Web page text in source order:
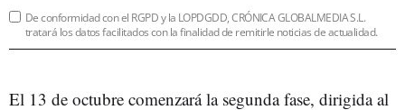
De conformidad con el RGPD y la LOPDGDD, CRÓNICA GLOBALMEDIA S.L.
tratará los datos facilitados con la finalidad de remitirle noticias de actualidad.
El 13 de octubre comenzará la segunda fase, dirigida al